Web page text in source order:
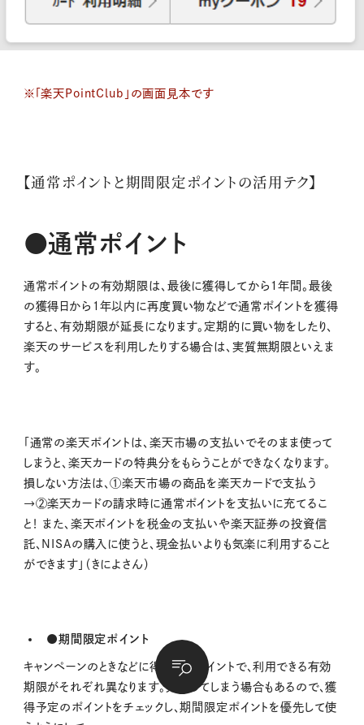
※「楽天PointClub」の画面見本です
【通常ポイントと期間限定ポイントの活用テク】
●通常ポイント
通常ポイントの有効期限は、最後に獲得してから１年間。最後
の獲得日から１年以内に再度買い物などで通常ポイントを獲得
すると、有効期限が延長になります。定期的に買い物をしたり、
楽天のサービスを利用したりする場合は、実質無期限といえま
す。
「通常の楽天ポイントは、楽天市場の支払いでそのまま使って
しまうと、楽天カードの特典分をもらうことができなくなります。
損しない方法は、①楽天市場の商品を楽天カードで支払う
→②楽天カードの請求時に通常ポイントを支払いに充てるこ
と！ また、楽天ポイントを税金の支払いや楽天証券の投資信
託、 NISAの購入に使うと、現金払いよりも気楽に利用すること
ができます」（きによさん）
●期間限定ポイント
キャンペーンのときなどに得られるポイントで、利用できる有効
期限がそれぞれ異なります。失効してしまう場合もあるので、獲
得予定のポイントをチェックし、期間限定ポイントを優先して使